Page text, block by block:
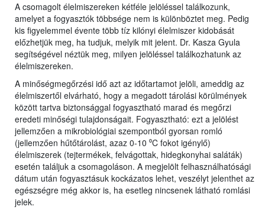
A csomagolt élelmiszereken kétféle jelöléssel találkozunk,
amelyet a fogyasztók többsége nem is különböztet meg. Pedig
kis figyelemmel évente több tíz kilónyi élelmiszer kidobását
előzhetjük meg, ha tudjuk, melyik mit jelent. Dr. Kasza Gyula
segítségével néztük meg, milyen jelöléssel találkozhatunk az
élelmiszereken.
A minőségmegőrzési idő azt az időtartamot jelöli, ameddig az
élelmiszertől elvárható, hogy a megadott tárolási körülmények
között tartva biztonsággal fogyasztható marad és megőrzi
eredeti minőségi tulajdonságait. Fogyasztható: ezt a jelölést
jellemzően a mikrobiológiai szempontból gyorsan romló
(jellemzően hűtőtárolást, azaz 0-10 ⁰C fokot igénylő)
élelmiszerek (tejtermékek, felvágottak, hidegkonyhai saláták)
esetén találjuk a csomagoláson. A megjelölt felhasználhatósági
dátum után fogyasztásuk kockázatos lehet, veszélyt jelenthet az
egészségre még akkor is, ha esetleg nincsenek látható romlási
jelek.